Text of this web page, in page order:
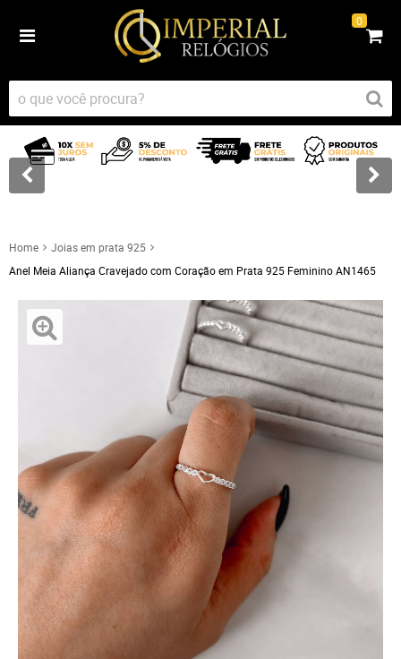
0
Home
Joias em prata 925
Anel Meia Aliança Cravejado com Coração em Prata 925 Feminino AN1465